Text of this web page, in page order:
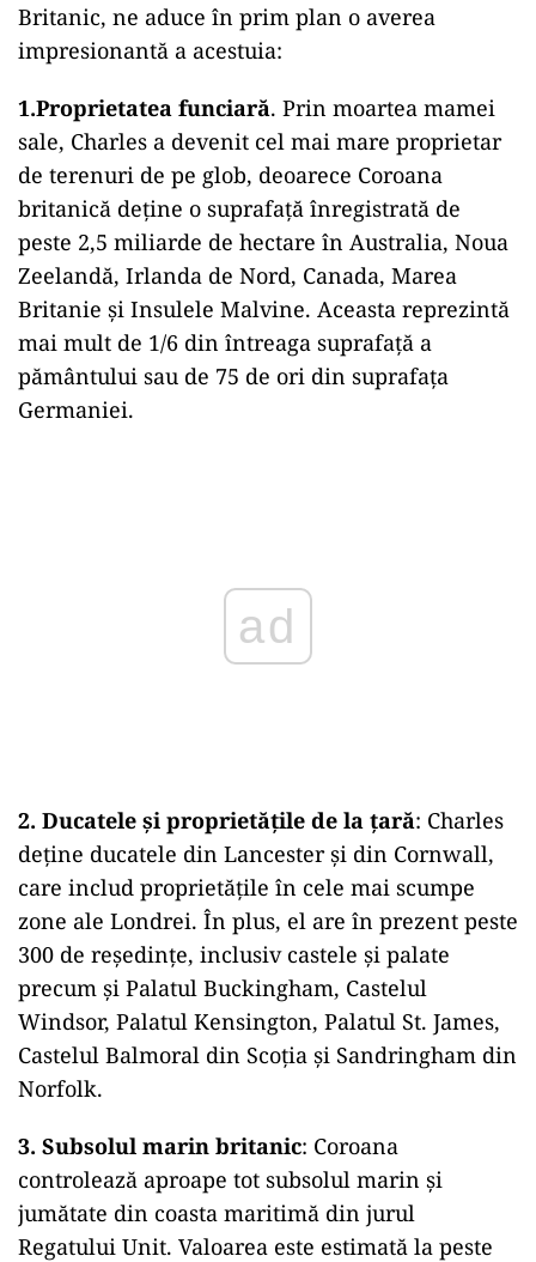
Britanic, ne aduce în prim plan o averea
impresionantă a acestuia:
1.Proprietatea funciară. Prin moartea mamei
sale, Charles a devenit cel mai mare proprietar
de terenuri de pe glob, deoarece Coroana
britanică deține o suprafață înregistrată de
peste 2,5 miliarde de hectare în Australia, Noua
Zeelandă, Irlanda de Nord, Canada, Marea
Britanie și Insulele Malvine. Aceasta reprezintă
mai mult de 1/6 din întreaga suprafață a
pământului sau de 75 de ori din suprafața
Germaniei.
2. Ducatele și proprietățile de la țară: Charles
deține ducatele din Lancester și din Cornwall,
care includ proprietățile în cele mai scumpe
zone ale Londrei. În plus, el are în prezent peste
300 de reședințe, inclusiv castele și palate
precum și Palatul Buckingham, Castelul
Windsor, Palatul Kensington, Palatul St. James,
Castelul Balmoral din Scoția și Sandringham din
Norfolk.
3. Subsolul marin britanic: Coroana
controlează aproape tot subsolul marin și
jumătate din coasta maritimă din jurul
Regatului Unit. Valoarea este estimată la peste